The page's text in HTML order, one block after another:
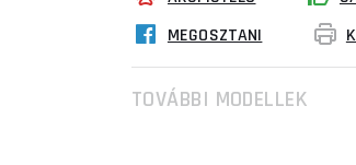
MEGOSZTANI
TOVÁBBI MODELLEK